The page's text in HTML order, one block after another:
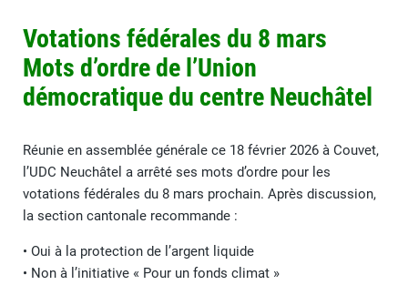
Votations fédérales du 8 mars
Mots d’ordre de l’Union
démocratique du centre Neuchâtel
Réunie en assemblée générale ce 18 février 2026 à Couvet,
l’UDC Neuchâtel a arrêté ses mots d’ordre pour les
votations fédérales du 8 mars prochain. Après discussion,
la section cantonale recommande :
• Oui à la protection de l’argent liquide
• Non à l’initiative « Pour un fonds climat »